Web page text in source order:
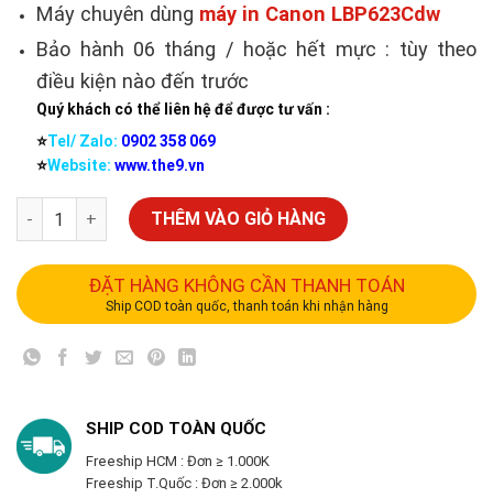
Máy chuyên dùng máy in Canon LBP623Cdw
Bảo hành 06 tháng / hoặc hết mực : tùy theo
điều kiện nào đến trước
Quý khách có thể liên hệ để được tư vấn :
⭐️Tel/ Zalo: 0902 358 069
⭐️Website: www.the9.vn
THÊM VÀO GIỎ HÀNG
ĐẶT HÀNG KHÔNG CẦN THANH TOÁN
Ship COD toàn quốc, thanh toán khi nhận hàng
SHIP COD TOÀN QUỐC
Freeship HCM : Đơn ≥ 1.000K
Freeship T.Quốc : Đơn ≥ 2.000k